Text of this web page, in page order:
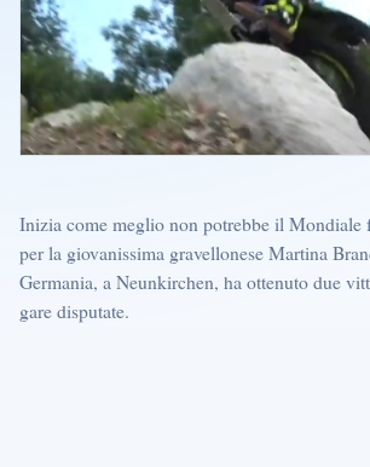
Inizia come meglio non potrebbe il
per la giovanissima gravellonese Martina
Germania, a Neunkirchen, ha ottenuto due
gare disputate.